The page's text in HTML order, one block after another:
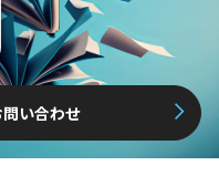
い合わせ